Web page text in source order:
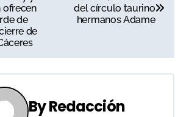
ofrecen
de
de
del círculo taurino
hermanos Adame
ByRedacción